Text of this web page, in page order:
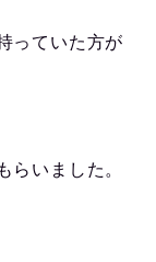
っていた方が
らいました。